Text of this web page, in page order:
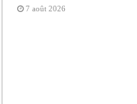
7 août 2026